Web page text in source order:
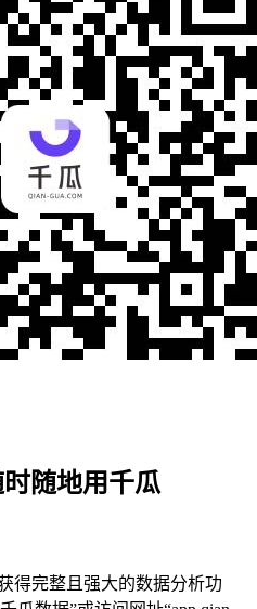
随地用千瓜
得完整且强大的数据分析功